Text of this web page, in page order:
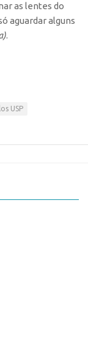
as lentes do
aguardar alguns
.
USP